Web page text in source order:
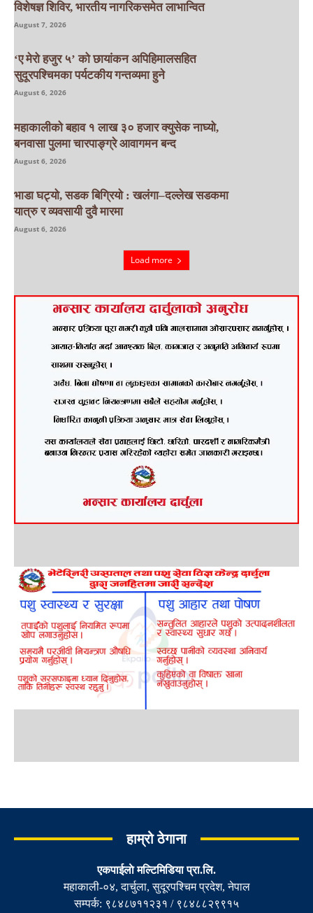
विशेषज्ञ शिविर, भारतीय नागरिकसमेत लाभान्वित
August 7, 2026
‘ए मेरो हजुर ५’ को छायांकन अपिहिमालसहित
सुदूरपश्चिमका पर्यटकीय गन्तव्यमा हुने
August 6, 2026
महाकालीको बहाव १ लाख ३० हजार क्युसेक नाघ्यो,
बनवासा पुलमा चारपाङ्ग्रे आवागमन बन्द
August 6, 2026
भाडा घट्यो, सडक बिग्रियो : खलंगा–दल्लेख सडकमा
यात्रु र व्यवसायी दुवै मारमा
August 6, 2026
Load more
हाम्रो ठेगाना
एकपाईलाे मल्टिमिडिया प्रा.लि.
महाकाली-०४, दार्चुला, सुदूरपश्चिम प्रदेश, नेपाल
सम्पर्क: ९८४८७११२३१ / ९८४८८२९९१५